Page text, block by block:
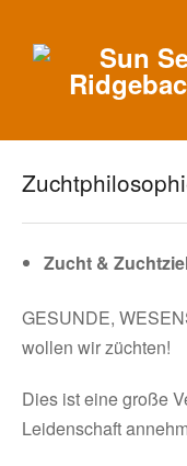
Zucht &
GESUNDE,
wollen wir züchten!
Dies ist eine große
Leidenschaft